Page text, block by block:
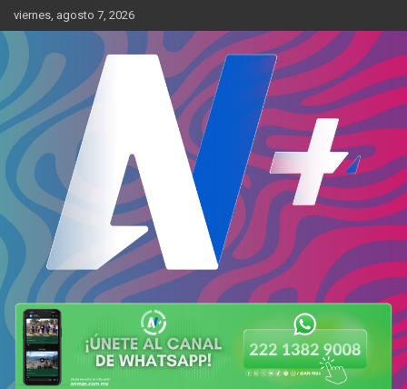
Skip
to
content
viernes, agosto 7, 2026
AN Más
Más cerca de ti